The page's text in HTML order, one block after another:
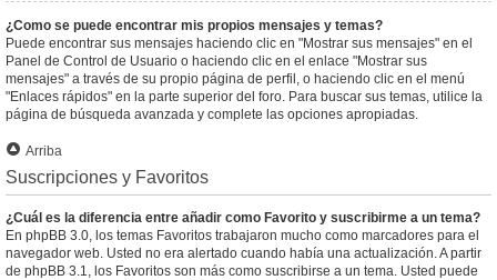
¿Como se puede encontrar mis propios mensajes y temas?
Puede encontrar sus mensajes haciendo clic en "Mostrar sus mensajes" en el
Panel de Control de Usuario o haciendo clic en el enlace "Mostrar sus
mensajes" a través de su propio página de perfil, o haciendo clic en el menú
"Enlaces rápidos" en la parte superior del foro. Para buscar sus temas, utilice la
página de búsqueda avanzada y complete las opciones apropiadas.
Arriba
Suscripciones y Favoritos
¿Cuál es la diferencia entre añadir como Favorito y suscribirme a un tema?
En phpBB 3.0, los temas Favoritos trabajaron mucho como marcadores para el
navegador web. Usted no era alertado cuando había una actualización. A partir
de phpBB 3.1, los Favoritos son más como suscribirse a un tema. Usted puede